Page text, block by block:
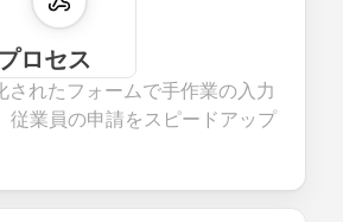
ロセス
されたフォームで手作業の入力
従業員の申請をスピードアップ